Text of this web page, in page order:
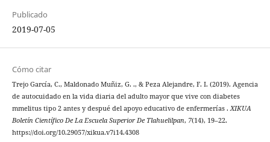
Publicado
2019-07-05
Cómo citar
Trejo García, C., Maldonado Muñiz, G. ., & Peza Alejandre, F. I. (2019). Agencia
de autocuidado en la vida diaria del adulto mayor que vive con diabetes
mmelitus tipo 2 antes y despué del apoyo educativo de enfermerías . XIKUA
Boletín Científico De La Escuela Superior De Tlahuelilpan, 7(14), 19–22.
https://doi.org/10.29057/xikua.v7i14.4308